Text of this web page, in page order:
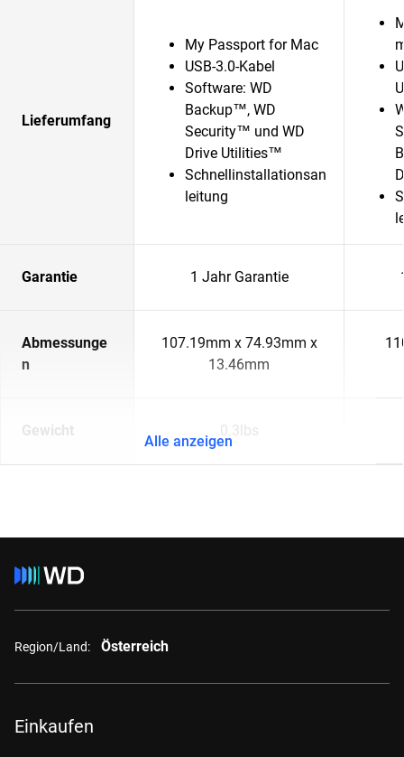
Lieferumfang
My Passport for Mac
USB-3.0-Kabel
Software: WD
Backup™, WD
Security™ und WD
Drive Utilities™
Schnellinstallationsan
leitung
Garantie 1 Jahr Garantie
Abmessunge
n
107.19mm x 74.93mm x
13.46mm
Gewicht 0.3lbs
Alle anzeigen
Region/Land: Österreich
Einkaufen